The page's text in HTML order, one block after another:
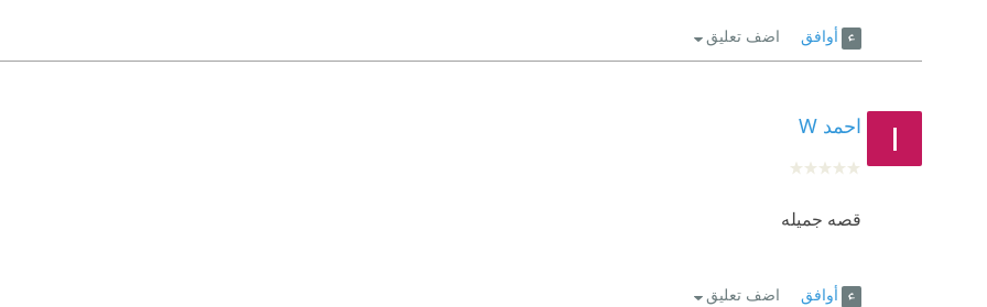
أوافق اضف تعليق
احمد W
قصه جميله
أوافق اضف تعليق